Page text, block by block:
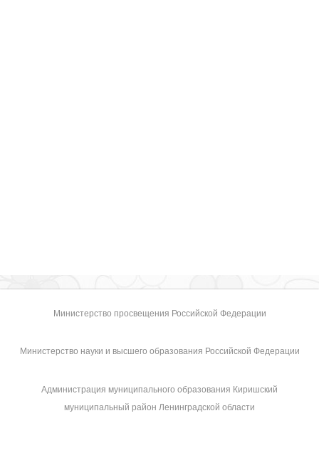
Министерство просвещения Российской Федерации
Министерство науки и высшего образования Российской Федерации
Администрация муниципального образования Киришский
муниципальный район Ленинградской области